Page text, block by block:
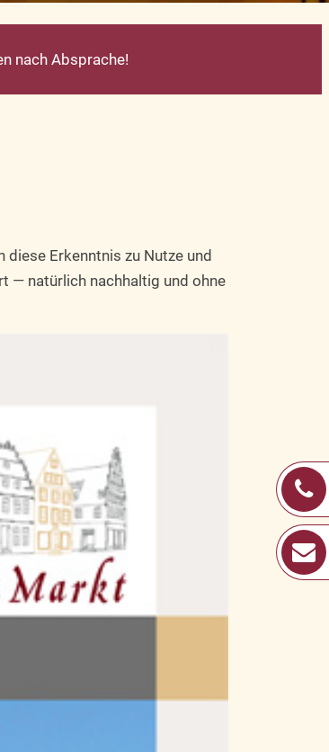
nach Absprache!
diese Erkenntnis zu Nutze und
— natürlich nachhaltig und ohne